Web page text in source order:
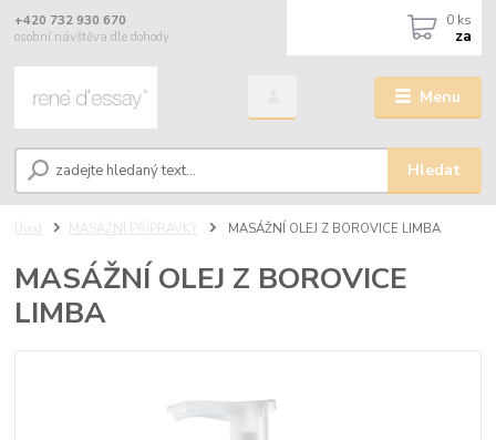
Menu
Hledat
+420 732 930 670
osobní návštěva dle dohody
0 ks
za
Úvod MASÁŽNÍ PŘÍPRAVKY MASÁŽNÍ OLEJ Z BOROVICE LIMBA
MASÁŽNÍ OLEJ Z BOROVICE
LIMBA